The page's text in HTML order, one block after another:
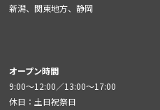
新潟、関東地方、静岡
オープン時間
9:00～12:00／13:00～17:00
休日：土日祝祭日